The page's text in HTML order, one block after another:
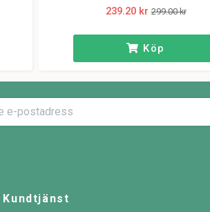
239.20 kr 299.00 kr
Köp
Kundtjänst